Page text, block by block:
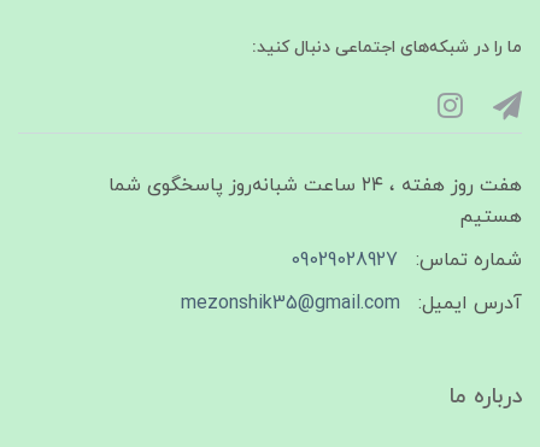
ما را در شبکه‌های اجتماعی دنبال کنید:
هفت روز هفته ، ۲۴ ساعت شبانه‌روز پاسخگوی شما
هستیم
شماره تماس:
09029028927
آدرس ایمیل:
mezonshik35@gmail.com
درباره ما